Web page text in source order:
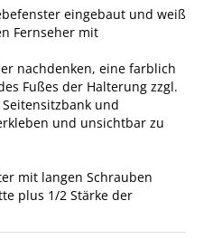
eingebaut und weiß
Fernseher mit
nachdenken, eine farblich
Fußes der Halterung zzgl.
und
und unsichtbar zu
mit langen Schrauben
plus 1/2 Stärke der